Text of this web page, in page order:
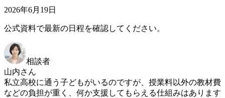
2026年6月19日
公式資料で最新の日程を確認してください。
相談者
山内さん
私立高校に通う子どもがいるのですが、授業料以外の教材費
などの負担が重く、何か支援してもらえる仕組みはあります